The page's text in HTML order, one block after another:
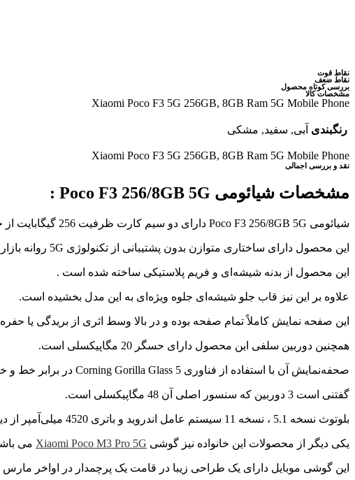
نقاط قوت
نقاط ضعف
بررسی کوتاه محصول
مشخصات کالا
Xiaomi Poco F3 5G 256GB, 8GB Ram 5G Mobile Phone
رنگبندی آبی, سفید, مشکی
Xiaomi Poco F3 5G 256GB, 8GB Ram 5G Mobile Phone
نقد و بررسی اجمالی
مشخصات شیائومی Poco F3 256/8GB 5G :
شیائومی Poco F3 256/8GB 5G دارای دو سیم‌ کارت ظرفیت 256 گیگابایت از جمله محصولات برند شیائومی که در سال 2021 روانه بازار شده است.
این محصول دارای ساختاری متوازن بدون پشتیبانی از تکنولوژی 5G روانه بازار شده است.
این محصول از بدنه شیشه‌ای و فریم پلاستیکی ساخته شده است .
علاوه بر این نیز قاب جلو شیشه‌ای جلوه ویژه‌ای به این مدل بخشیده است.
این صفحه‌ نمایش کاملاً تمام‌ صفحه بوده و در بالا وسط اثری از بریدگی یا
همچنین دوربین سلفی این محصول دارای حسگر 20 مگاپیکسلی است.
صحفه‌نمایش آن با استفاده از فناوری Corning Gorilla Glass 5 در برابر خط‌ و خش و صدمات احتمالی محافظت می‌شود.
گفتنی است 3 دوربین که سنسور اصلی آن 48 مگاپیکسلی است.
بلوتوث نسخه 5.1 ، نسخه 11 سیستم عامل اندروید و باتری 4520 میلی‌آمپر از دیگر ویژگی‌‌های این گوشی جدید هستند.
یکی دیگر از محصولات این خانواده نیز گوشی Xiaomi Poco M3 Pro 5G می
این گوشی موبایل دارای یک طراحی زیبا در قامت یک پرچمدار در اواخر مارس ۲۰۲۱ معرفی شده است.